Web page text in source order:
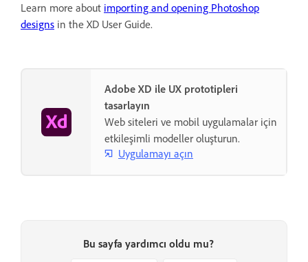
Learn more about importing and opening Photoshop
designs in the XD User Guide.
Adobe XD ile UX prototipleri
tasarlayın
Web siteleri ve mobil uygulamalar için
etkileşimli modeller oluşturun.
Uygulamayı açın
Bu sayfa yardımcı oldu mu?